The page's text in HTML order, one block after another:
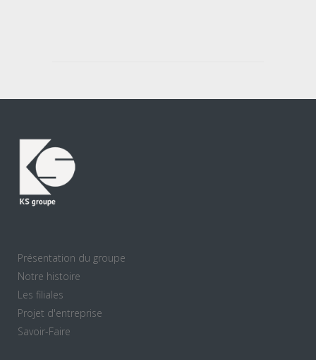
Présentation du groupe
Notre histoire
Les filiales
Projet d'entreprise
Savoir-Faire